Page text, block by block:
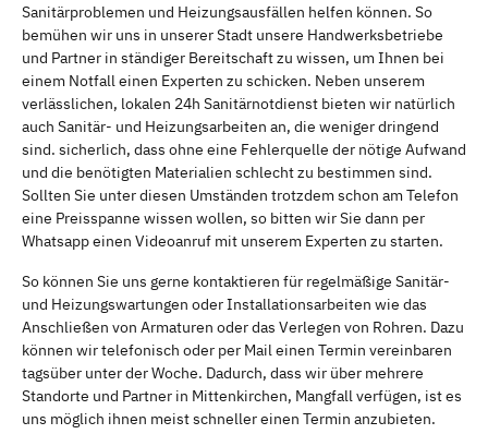
Sanitärproblemen und Heizungsausfällen helfen können. So
bemühen wir uns in unserer Stadt unsere Handwerksbetriebe
und Partner in ständiger Bereitschaft zu wissen, um Ihnen bei
einem Notfall einen Experten zu schicken. Neben unserem
verlässlichen, lokalen 24h Sanitärnotdienst bieten wir natürlich
auch Sanitär- und Heizungsarbeiten an, die weniger dringend
sind. sicherlich, dass ohne eine Fehlerquelle der nötige Aufwand
und die benötigten Materialien schlecht zu bestimmen sind.
Sollten Sie unter diesen Umständen trotzdem schon am Telefon
eine Preisspanne wissen wollen, so bitten wir Sie dann per
Whatsapp einen Videoanruf mit unserem Experten zu starten.
So können Sie uns gerne kontaktieren für regelmäßige Sanitär-
und Heizungswartungen oder Installationsarbeiten wie das
Anschließen von Armaturen oder das Verlegen von Rohren. Dazu
können wir telefonisch oder per Mail einen Termin vereinbaren
tagsüber unter der Woche. Dadurch, dass wir über mehrere
Standorte und Partner in Mittenkirchen, Mangfall verfügen, ist es
uns möglich ihnen meist schneller einen Termin anzubieten.